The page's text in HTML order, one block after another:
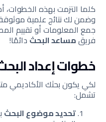
كلما التزمت بهذه الخطوات،
وضمن لك نتائج علمية
جمع المعلومات أو تقييم
فريقمساعد البحثدائمًا!
خطوات إعداد
لكي يكون بحثك الأكاديمي
تشمل:
تحديد موضوع البحث